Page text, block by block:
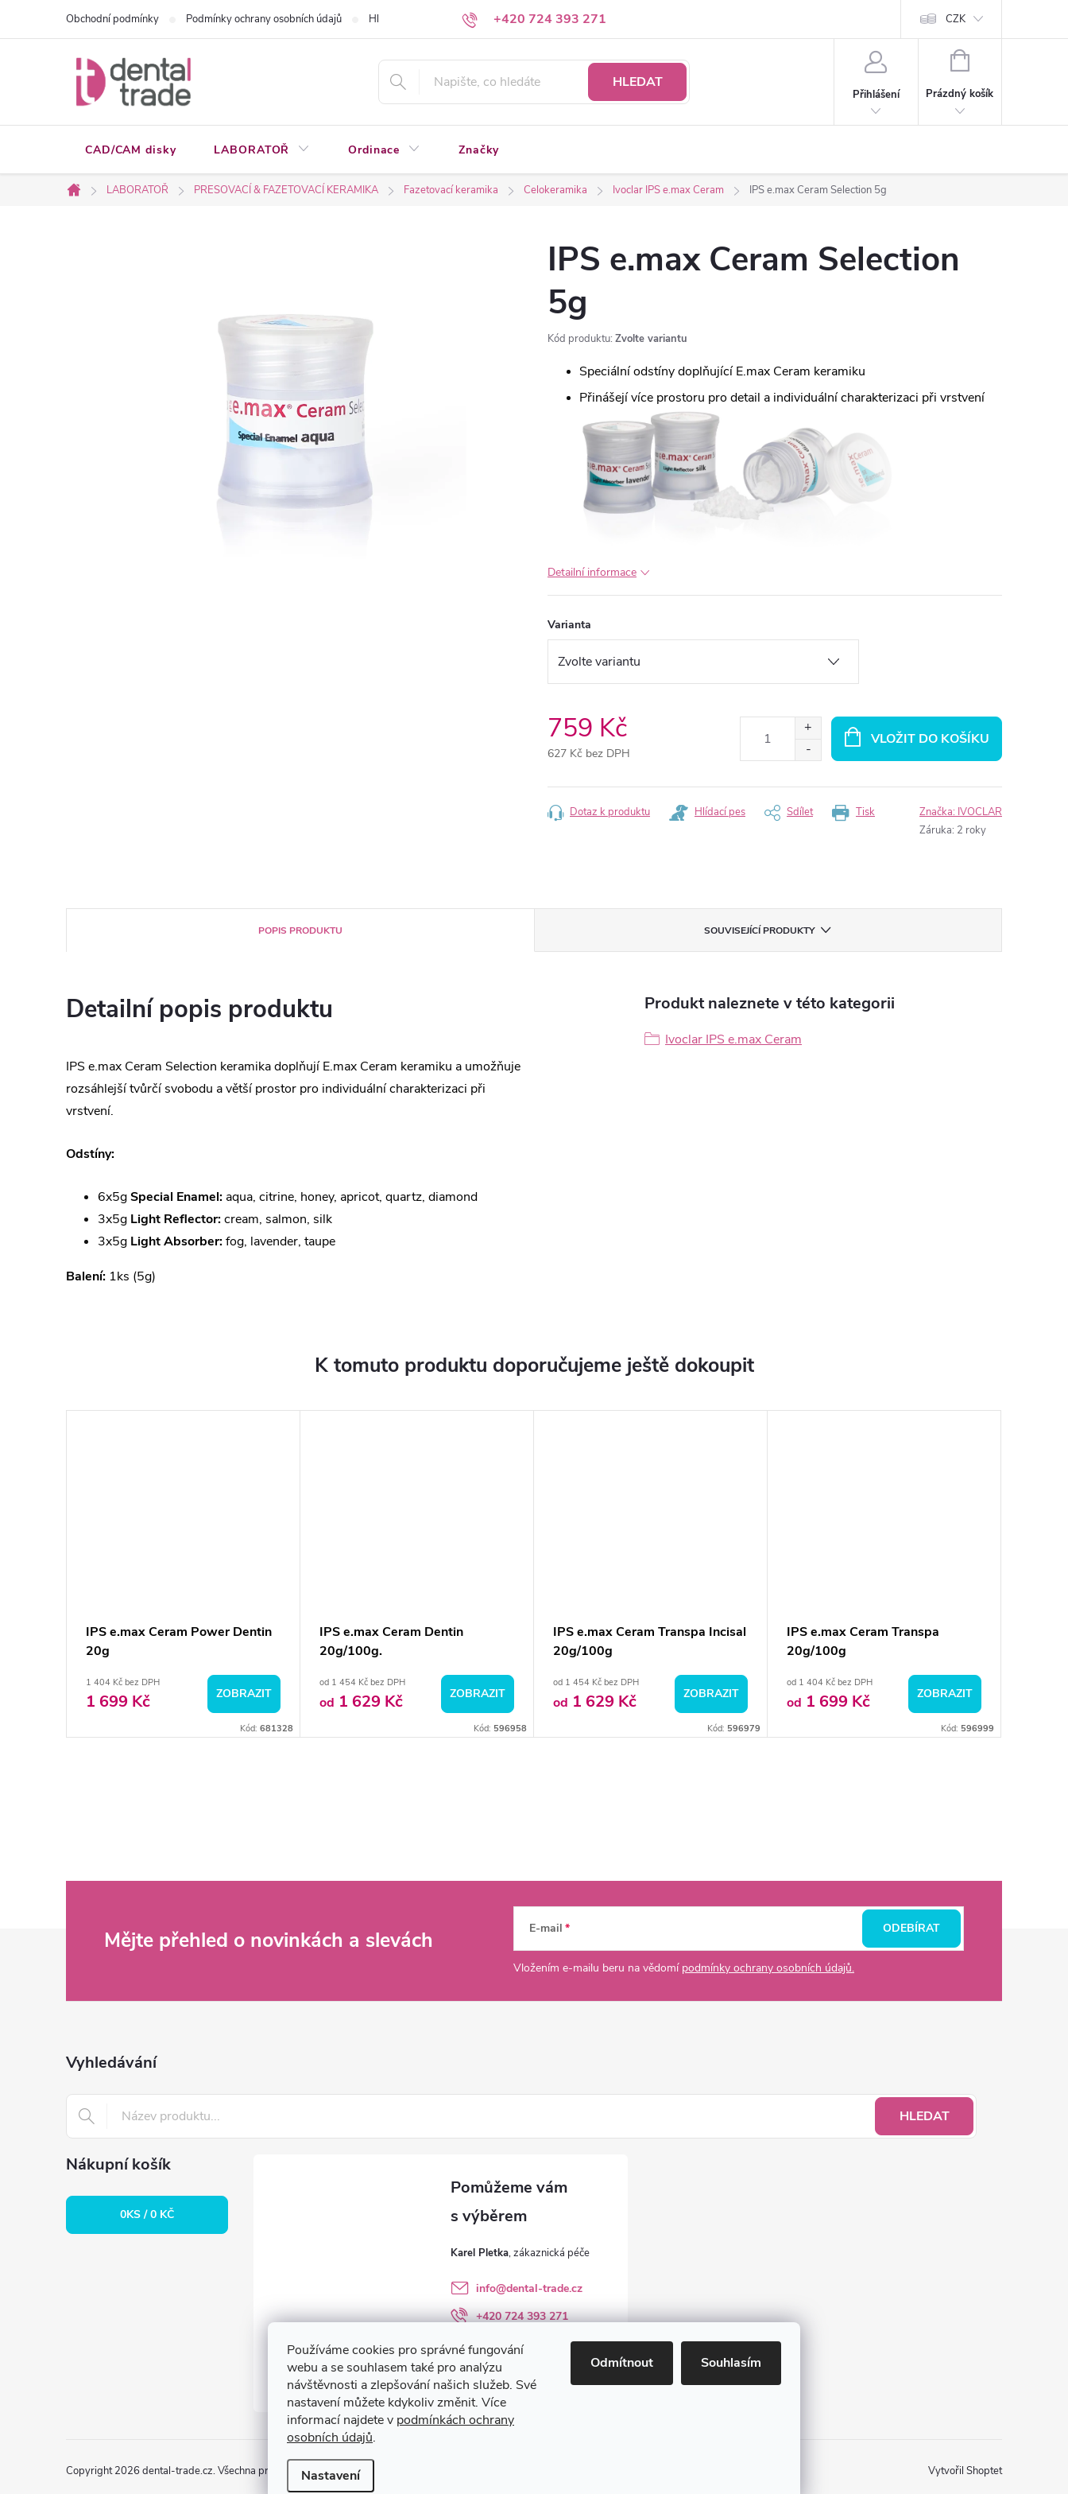
Používáme cookies pro správné fungování
webu a se souhlasem také pro analýzu
návštěvnosti a zlepšování našich služeb. Své
nastavení můžete kdykoliv změnit. Více
informací najdete v podmínkách ochrany
osobních údajů.
Nastavení
Odmítnout Souhlasím
+420 724 393 271
Obchodní podmínky Podmínky ochrany osobních údajů Hledáte a nenacházíte? Napište nám CZK
HLEDAT
Přihlášení
NÁKUPNÍ
Prázdný košík
CAD/CAM disky LABORATOŘ Ordinace Značky
Domů
LABORATOŘ PRESOVACÍ & FAZETOVACÍ KERAMIKA Fazetovací keramika Celokeramika Ivoclar IPS e.max Ceram IPS e.max Ceram Selection 5g
IPS e.max Ceram Selection
5g
Kód produktu: Zvolte variantu
Speciální odstíny doplňující E.max Ceram keramiku
Přinášejí více prostoru pro detail a individuální charakterizaci při vrstvení
Detailní informace
Varianta
759 Kč
627 Kč bez DPH
cena:
VLOŽIT DO KOŠÍKU
Tisk
Dotaz k produktu Hlídací pes Sdílet Značka: IVOCLAR
Záruka: 2 roky
POPIS PRODUKTU SOUVISEJÍCÍ PRODUKTY
Detailní popis produktu
IPS e.max Ceram Selection keramika doplňují E.max Ceram keramiku a umožňuje
rozsáhlejší tvůrčí svobodu a větší prostor pro individuální charakterizaci při
vrstvení.
Odstíny:
6x5gSpecial Enamel: aqua, citrine, honey, apricot, quartz, diamond
3x5g Light Reflector:cream, salmon, silk
3x5g Light Absorber:fog, lavender, taupe
Balení: 1ks (5g)
Produkt naleznete v této kategorii
Ivoclar IPS e.max Ceram
K tomuto produktu doporučujeme ještě dokoupit
IPS e.max Ceram Power Dentin
20g
1 404 Kč bez DPH
1 699 Kč ZOBRAZIT
Kód: 681328
IPS e.max Ceram Dentin
20g/100g.
od 1 454 Kč bez DPH
od 1 629 Kč ZOBRAZIT
Kód: 596958
IPS e.max Ceram Transpa Incisal
20g/100g
od 1 454 Kč bez DPH
od 1 629 Kč ZOBRAZIT
Kód: 596979
IPS e.max Ceram Transpa
20g/100g
od 1 404 Kč bez DPH
od 1 699 Kč ZOBRAZIT
Kód: 596999
Mějte přehled o novinkách a slevách E-mail
Vložením e-mailu beru na vědomí podmínky ochrany osobních údajů.
ODEBÍRAT
Vyhledávání
HLEDAT
Nákupní košík
0KS /0 KČ
Karel Pletka
info@dental-trade.cz
+420 724 393 271
Sledujte nás na FB
dental_trade.cz
Vytvořil Shoptet
Copyright 2026 dental-trade.cz. Všechna práva vyhrazena.Upravit nastavení cookies